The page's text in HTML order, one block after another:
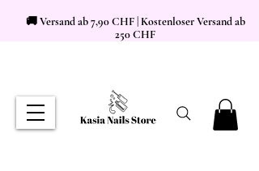
🚚 Versand ab 7,90 CHF | Kostenloser Versand ab
250 CHF